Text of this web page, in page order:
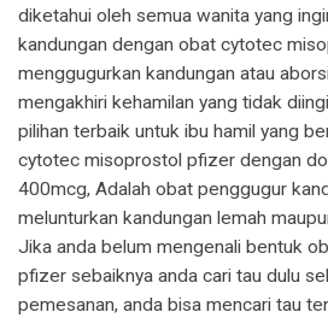
diketahui oleh semua wanita yang
kandungan dengan obat cytotec
menggugurkan kandungan atau
mengakhiri kehamilan yang tidak
pilihan terbaik untuk ibu hamil yang
cytotec misoprostol pfizer dengan
400mcg, Adalah obat penggugur
melunturkan kandungan lemah
​Jika anda belum mengenali bentuk
pfizer sebaiknya anda cari tau dulu
pemesanan, anda bisa mencari tau